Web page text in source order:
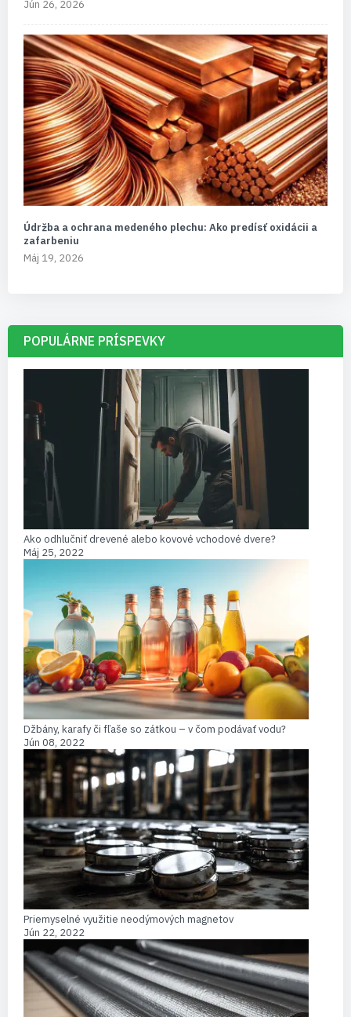
Jún 26, 2026
Údržba a ochrana medeného plechu: Ako predísť oxidácii a
zafarbeniu
Máj 19, 2026
POPULÁRNE PRÍSPEVKY
Ako odhlučniť drevené alebo kovové vchodové dvere?
Máj 25, 2022
Džbány, karafy či fľaše so zátkou – v čom podávať vodu?
Jún 08, 2022
Priemyselné využitie neodýmových magnetov
Jún 22, 2022